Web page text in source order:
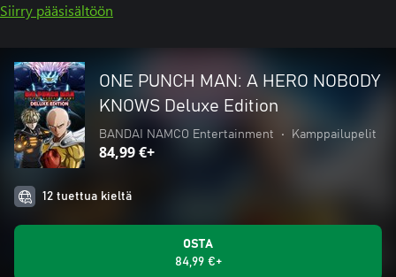
Siirry pääsisältöön
ONE PUNCH MAN: A HERO NOBODY
KNOWS Deluxe Edition
BANDAI NAMCO Entertainment • Kamppailupelit
84,99 €+
12 tuettua kieltä
OSTA
84,99 €+